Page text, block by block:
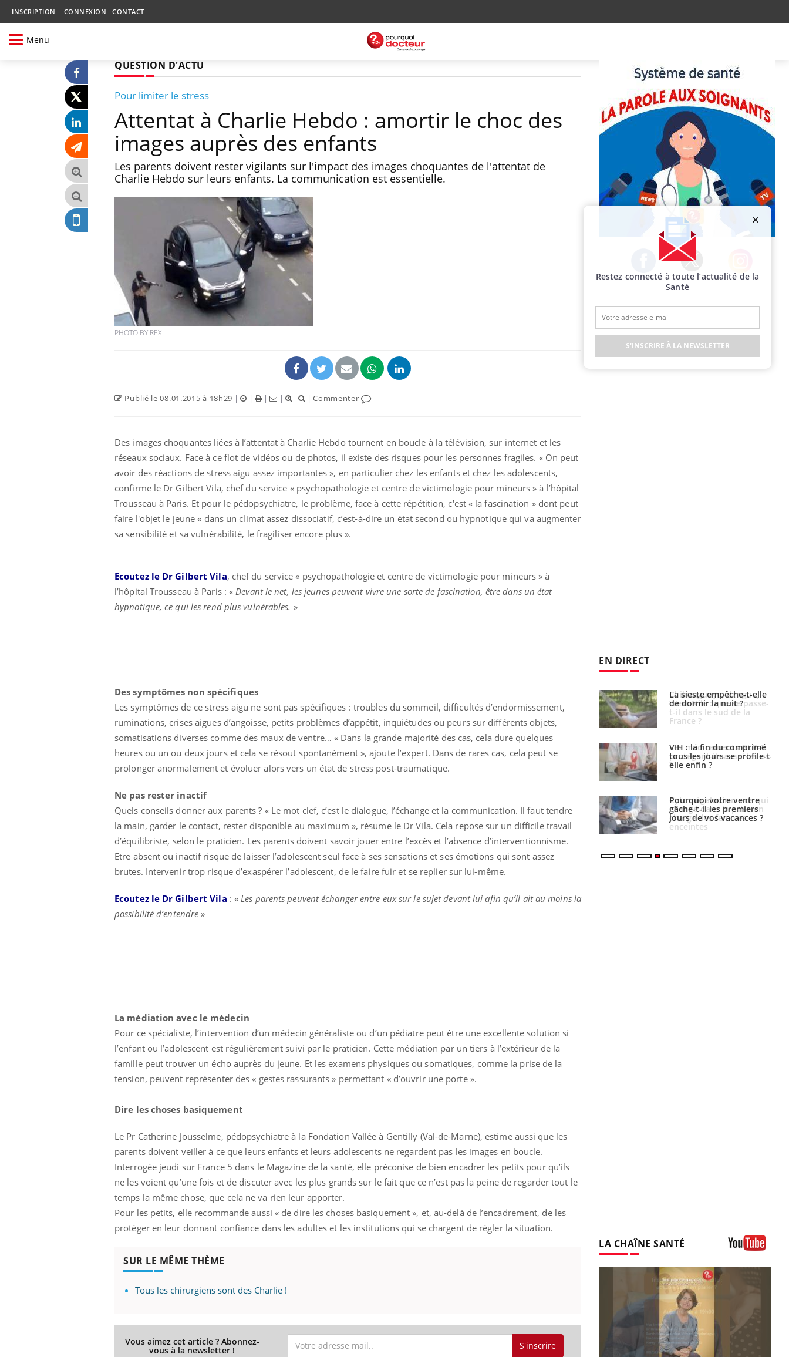
INSCRIPTION CONNEXION CONTACT
Menu
QUESTION D'ACTU
Pour limiter le stress
Attentat à Charlie Hebdo : amortir le choc des
images auprès des enfants
Les parents doivent rester vigilants sur l'impact des images choquantes de l'attentat de
Charlie Hebdo sur leurs enfants. La communication est essentielle.
PHOTO BY REX
Publié le 08.01.2015 à 18h29 | | | | |Commenter
Des images choquantes liées à l’attentat à Charlie Hebdo tournent en boucle à la télévision, sur internet et les
réseaux sociaux. Face à ce flot de vidéos ou de photos, il existe des risques pour les personnes fragiles. « On peut
avoir des réactions de stress aigu assez importantes », en particulier chez les enfants et chez les adolescents,
confirme le Dr Gilbert Vila, chef du service « psychopathologie et centre de victimologie pour mineurs » à l’hôpital
Trousseau à Paris. Et pour le pédopsychiatre, le problème, face à cette répétition, c'est « la fascination » dont peut
faire l'objet le jeune « dans un climat assez dissociatif, c’est-à-dire un état second ou hypnotique qui va augmenter
sa sensibilité et sa vulnérabilité, le fragiliser encore plus ».
Ecoutez le Dr Gilbert Vila, chef du service « psychopathologie et centre de victimologie pour mineurs » à
l’hôpital Trousseau à Paris : « Devant le net, les jeunes peuvent vivre une sorte de fascination, être dans un état
hypnotique, ce qui les rend plus vulnérables. »
Des symptômes non spécifiques
Les symptômes de ce stress aigu ne sont pas spécifiques : troubles du sommeil, difficultés d’endormissement,
ruminations, crises aiguës d’angoisse, petits problèmes d’appétit, inquiétudes ou peurs sur différents objets,
somatisations diverses comme des maux de ventre… « Dans la grande majorité des cas, cela dure quelques
heures ou un ou deux jours et cela se résout spontanément », ajoute l’expert. Dans de rares cas, cela peut se
prolonger anormalement et évoluer alors vers un état de stress post-traumatique.
Ne pas rester inactif
Quels conseils donner aux parents ? « Le mot clef, c’est le dialogue, l’échange et la communication. Il faut tendre
la main, garder le contact, rester disponible au maximum », résume le Dr Vila. Cela repose sur un difficile travail
d’équilibriste, selon le praticien. Les parents doivent savoir jouer entre l’excès et l’absence d’interventionnisme.
Etre absent ou inactif risque de laisser l’adolescent seul face à ses sensations et ses émotions qui sont assez
brutes. Intervenir trop risque d’exaspérer l’adolescent, de le faire fuir et se replier sur lui-même.
Ecoutez le Dr Gilbert Vila : « Les parents peuvent échanger entre eux sur le sujet devant lui afin qu’il ait au moins la
possibilité d’entendre »
La médiation avec le médecin
Pour ce spécialiste, l’intervention d’un médecin généraliste ou d’un pédiatre peut être une excellente solution si
l’enfant ou l’adolescent est régulièrement suivi par le praticien. Cette médiation par un tiers à l’extérieur de la
famille peut trouver un écho auprès du jeune. Et les examens physiques ou somatiques, comme la prise de la
tension, peuvent représenter des « gestes rassurants » permettant « d’ouvrir une porte ».
Dire les choses basiquement
Le Pr Catherine Jousselme, pédopsychiatre à la Fondation Vallée à Gentilly (Val-de-Marne), estime aussi que les
parents doivent veiller à ce que leurs enfants et leurs adolescents ne regardent pas les images en boucle.
Interrogée jeudi sur France 5 dans le Magazine de la santé, elle préconise de bien encadrer les petits pour qu’ils
ne les voient qu’une fois et de discuter avec les plus grands sur le fait que ce n’est pas la peine de regarder tout le
temps la même chose, que cela ne va rien leur apporter.
Pour les petits, elle recommande aussi « de dire les choses basiquement », et, au-delà de l’encadrement, de les
protéger en leur donnant confiance dans les adultes et les institutions qui se chargent de régler la situation.
SUR LE MÊME THÈME
Tous les chirurgiens sont des Charlie !
Vous aimez cet article ? Abonnez-
vous à la newsletter ! S'inscrire
Facebook Twitter Instagram
EN DIRECT
Hantavirus : un cas
détecté chez un touriste
en France
Mortalité infantile : un
rapport s’interroge sur
son taux élevé en France
Grossesse à risque : ce jus
naturel attire l'attention
des chercheurs
écrans en vacances ?
Toujours connectés :
comment le travail
empiète de plus en plus
sur nos soirées
stratégie simple aurait
changé la donne au Pays
basque
West Nile : que se passe-
t-il dans le sud de la
France ?
Les médicaments GLP-1
protègent-ils aussi les os
change dans la prise en
charge des femmes
enceintes
La sieste empêche-t-elle
de dormir la nuit ?
VIH : la fin du comprimé
tous les jours se profile-t-
elle enfin ?
Pourquoi votre ventre
gâche-t-il les premiers
jours de vos vacances ?
LA CHAÎNE SANTÉ
Youtube
Carence en fer : comprendre pour
Fatigue, irritabilité, brouillard mental ou
même alopécie… Les symptômes de la
carence en fer sont multiples ce qui la rend
Restez connecté à toute l’actualité de la
Santé
S'INSCRIRE À LA NEWSLETTER